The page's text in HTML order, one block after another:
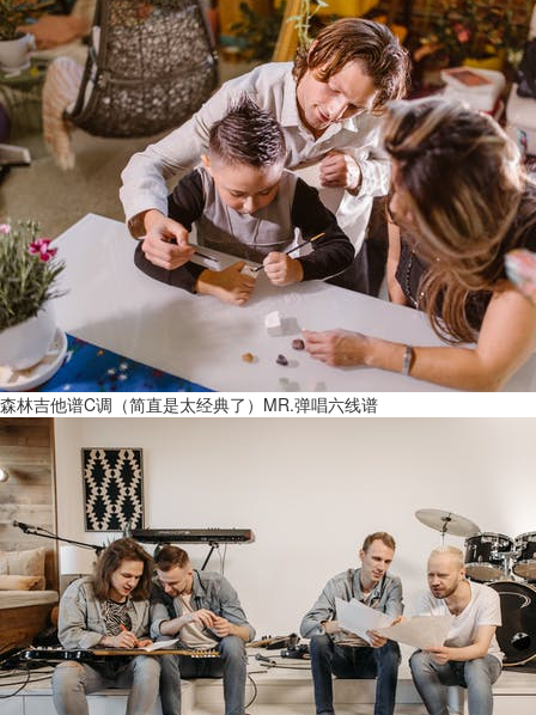
森林吉他谱C调（简直是太经典了）MR.弹唱六线谱